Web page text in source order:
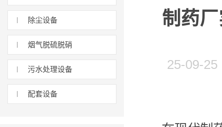
除尘设备
烟气脱硫脱硝
污水处理设备
配套设备
制药
25-09-